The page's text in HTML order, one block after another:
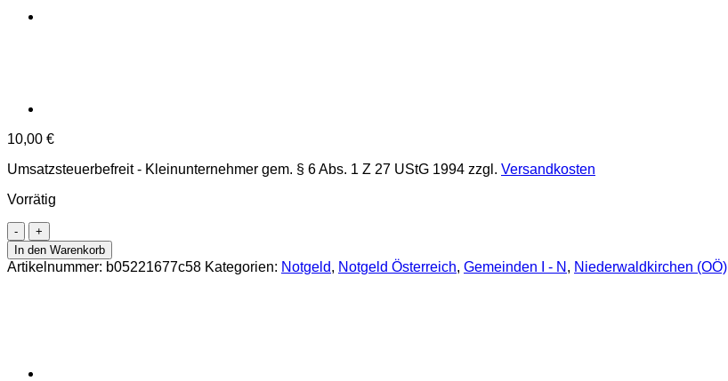
10,00 €
Umsatzsteuerbefreit - Kleinunternehmer gem. § 6 Abs. 1 Z 27 UStG 1994 zzgl. Versandkosten
Vorrätig
Niederwaldkirchen
(OÖ)
-
5
Traube,
In den Warenkorb
Artikelnummer: b05221677c58 Kategorien: Notgeld, Notgeld Österreich, Gemeinden I - N , Niederwaldkirchen (OÖ)